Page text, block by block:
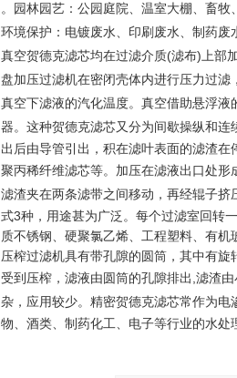
。园林园艺：公园庭院、温室大棚、畜牧
环境保护：电镀废水、印刷废水、制药
真空贺德克滤芯均在过滤介质(滤布)上部
盘加压过滤机在密闭壳体内进行压力过
真空下滤液的汽化温度。 真空借助悬浮液
器。这种贺德克滤芯又分为间歇操纵和连
出后由导管引出，积在滤叶表面的滤渣在
聚丙稀纤维滤芯等。 加压在滤液出口处形
滤渣夹在两条滤带之间移动，再经辊子挤
式3种，用途甚为广泛。每个过滤室回转
质不锈钢、硬聚氯乙烯、工程塑料、有
压榨过滤机具有带孔隙的圆筒，其中有
受到压榨，滤液由圆筒的孔隙排出,滤渣
杂，应用较少。精密贺德克滤芯常作为电
物、酒类、制药化工、电子等行业的水处